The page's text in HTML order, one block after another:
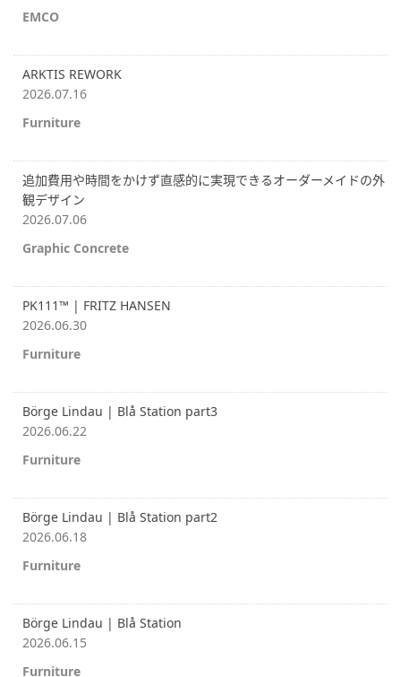
EMCO
ARKTIS REWORK
2026.07.16
Furniture
追加費用や時間をかけず直感的に実現できるオーダーメイドの外
観デザイン
2026.07.06
Graphic Concrete
PK111™ | FRITZ HANSEN
2026.06.30
Furniture
Börge Lindau | Blå Station part3
2026.06.22
Furniture
Börge Lindau | Blå Station part2
2026.06.18
Furniture
Börge Lindau | Blå Station
2026.06.15
Furniture